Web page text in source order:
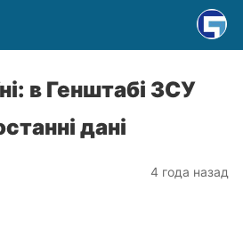
в Генштабі ЗСУ
дані
4 года назад